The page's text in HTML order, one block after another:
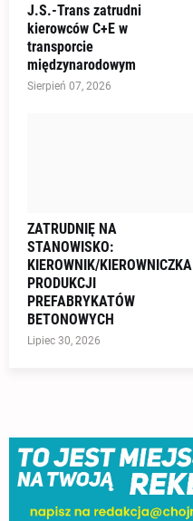
J.S.-Trans zatrudni
kierowców C+E w
transporcie
międzynarodowym
Sierpień 07, 2026
ZATRUDNIĘ NA
STANOWISKO:
KIEROWNIK/KIEROWNICZKA
PRODUKCJI
PREFABRYKATÓW
BETONOWYCH
Lipiec 30, 2026